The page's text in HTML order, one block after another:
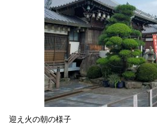
迎え火の朝の様子